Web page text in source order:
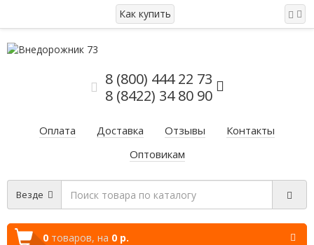
Как купить
8 (800) 444 22 73
8 (8422) 34 80 90
Оплата Доставка Отзывы
Контакты
Оптовикам
Везде
0 товаров, на 0 р.